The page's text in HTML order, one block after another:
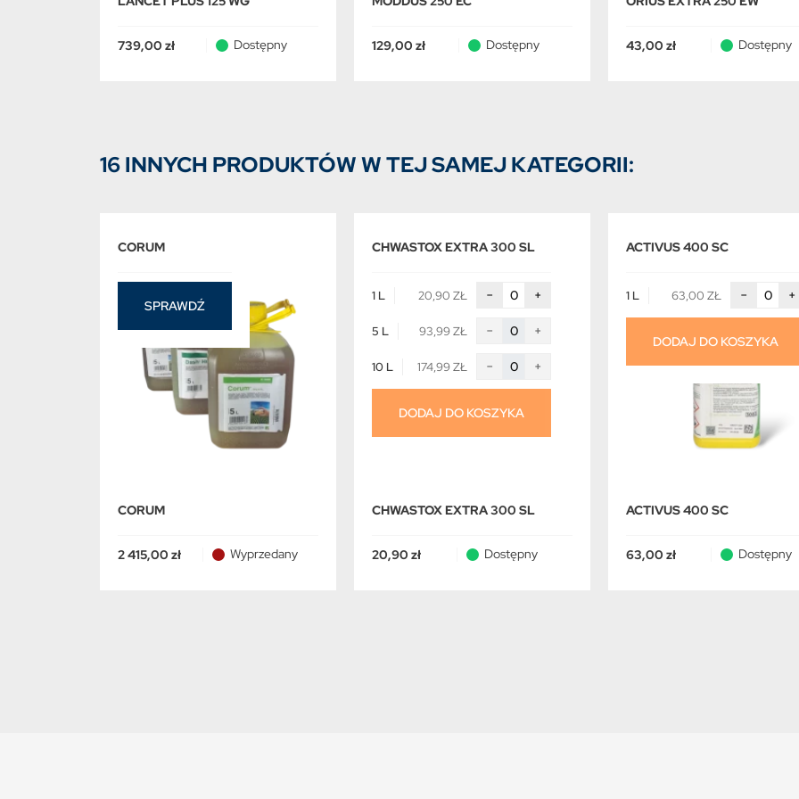
739,00 zł Dostępny 129,00 zł Dostępny 43,00 zł Dostępny
16 INNYCH PRODUKTÓW W TEJ SAMEJ KATEGORII:
CORUM
2 415,00 zł Wyprzedany
CORUM
SPRAWDŹ
CHWASTOX EXTRA 300 SL
20,90 zł Dostępny
CHWASTOX EXTRA 300 SL
1 L 20,90 ZŁ − +
5 L 93,99 ZŁ − +
10 L 174,99 ZŁ − +
DODAJ DO KOSZYKA
ACTIVUS 400 SC
63,00 zł Dostępny
ACTIVUS 400 SC
1 L 63,00 ZŁ − +
DODAJ DO KOSZYKA